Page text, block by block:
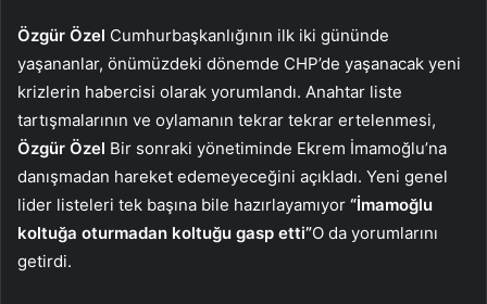
Özgür Özel Cumhurbaşkanlığının ilk iki gününde
yaşananlar, önümüzdeki dönemde CHP’de yaşanacak yeni
krizlerin habercisi olarak yorumlandı. Anahtar liste
tartışmalarının ve oylamanın tekrar tekrar ertelenmesi,
Özgür Özel Bir sonraki yönetiminde Ekrem İmamoğlu’na
danışmadan hareket edemeyeceğini açıkladı. Yeni genel
lider listeleri tek başına bile hazırlayamıyor “İmamoğlu
koltuğa oturmadan koltuğu gasp etti”O da yorumlarını
getirdi.